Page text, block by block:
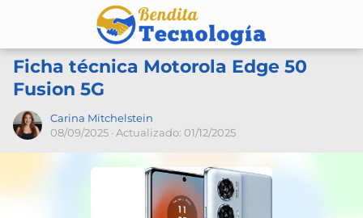
Ficha técnica Motorola Edge 50
Fusion 5G
Carina Mitchelstein
08/09/2025 · Actualizado: 01/12/2025